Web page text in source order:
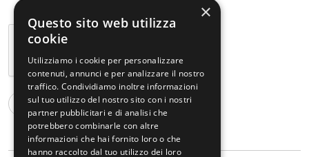
×
Questo sito web utilizza
cookie
Utilizziamo i cookie per personalizzare
contenuti, annunci e per analizzare il nostro
traffico. Condividiamo inoltre informazioni
sul tuo utilizzo del nostro sito con i nostri
partner pubblicitari e di analisi che
potrebbero combinarle con altre
informazioni che hai fornito loro o che
hanno raccolto dal tuo utilizzo dei loro